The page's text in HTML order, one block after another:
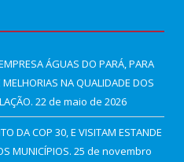
ÁGUAS DO PARÁ, PARA
MELHORIAS NA QUALIDADE DOS
22 de maio de 2026
DA COP 30, E VISITAM ESTANDE
MUNICÍPIOS. 25 de novembro